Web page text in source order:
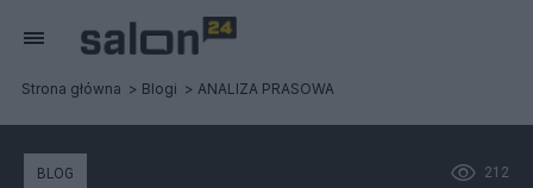
Strona główna Blogi ANALIZA PRASOWA
212
BLOG